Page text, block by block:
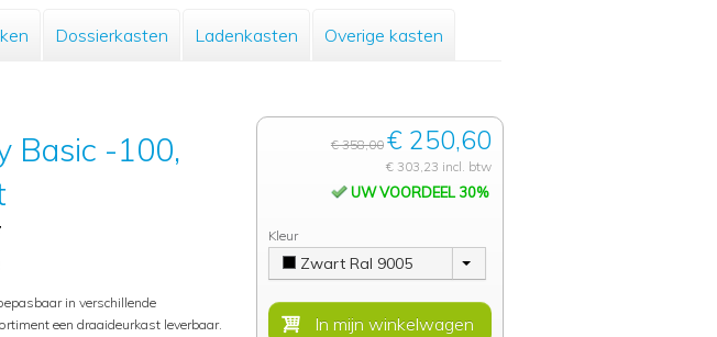
Dossierkasten Ladenkasten Overige kasten
Basic -100,
in verschillende
een draaideurkast leverbaar.
€ 358,00 € 250,60
€ 303,23 incl. btw
UW VOORDEEL 30%
Kleur
Zwart Ral 9005